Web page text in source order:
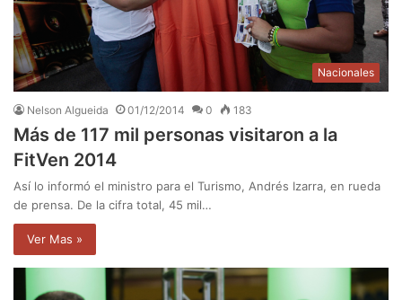
Nacionales
Nelson Algueida 01/12/2014 0 183
Más de 117 mil personas visitaron a la
FitVen 2014
Así lo informó el ministro para el Turismo, Andrés Izarra, en rueda
de prensa. De la cifra total, 45 mil…
Ver Mas »